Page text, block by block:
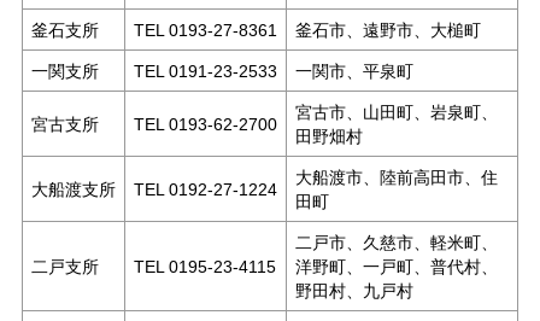
釜石支所 TEL 0193-27-8361 釜石市、遠野市、大槌町
一関支所 TEL 0191-23-2533 一関市、平泉町
宮古支所 TEL 0193-62-2700
宮古市、山田町、岩泉町、
田野畑村
大船渡支所 TEL 0192-27-1224
大船渡市、陸前高田市、住
田町
二戸支所 TEL 0195-23-4115
二戸市、久慈市、軽米町、
洋野町、一戸町、普代村、
野田村、九戸村